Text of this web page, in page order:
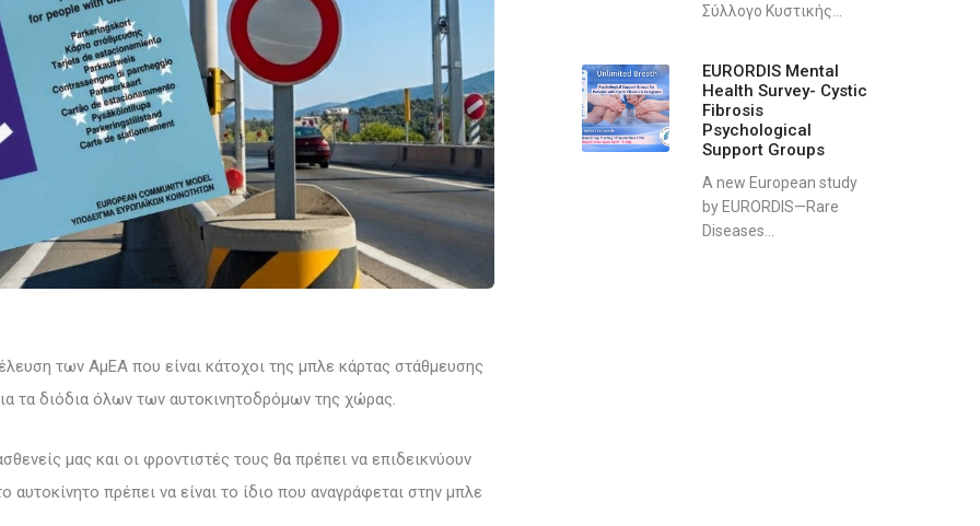
των ΑμΕΑ που είναι κάτοχοι της μπλε κάρτας στάθμευσης
τα διόδια όλων των αυτοκινητοδρόμων της χώρας.
μας και οι φροντιστές τους θα πρέπει να επιδεικνύουν
πρέπει να είναι το ίδιο που αναγράφεται στην μπλε
Σύλλογο Κυστικής...
EURORDIS Mental
Health Survey- Cystic
Fibrosis
Psychological
Support Groups
A new European study
by EURORDIS—Rare
Diseases...